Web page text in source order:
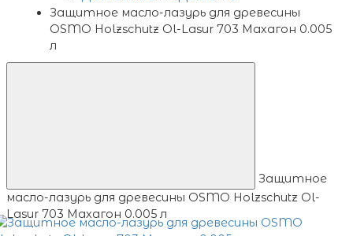
Защитное масло-лазурь для древесины
OSMO Holzschutz Ol-Lasur 703 Махагон 0.005
л
Защитное
масло-лазурь для древесины OSMO Holzschutz Ol-
Lasur 703 Махагон 0.005 л